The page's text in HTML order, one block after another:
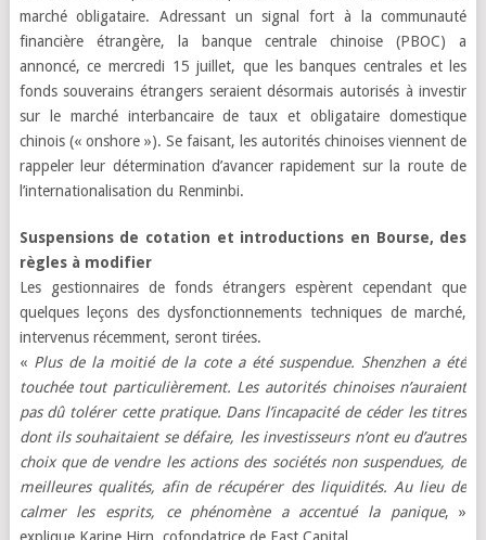
marché obligataire. Adressant un signal fort à la communauté
financière étrangère, la banque centrale chinoise (PBOC) a
annoncé, ce mercredi 15 juillet, que les banques centrales et les
fonds souverains étrangers seraient désormais autorisés à investir
sur le marché interbancaire de taux et obligataire domestique
chinois (« onshore »). Se faisant, les autorités chinoises viennent de
rappeler leur détermination d’avancer rapidement sur la route de
l’internationalisation du Renminbi.
Suspensions de cotation et introductions en Bourse, des
règles à modifier
Les gestionnaires de fonds étrangers espèrent cependant que
quelques leçons des dysfonctionnements techniques de marché,
intervenus récemment, seront tirées.
« Plus de la moitié de la cote a été suspendue. Shenzhen a été
touchée tout particulièrement. Les autorités chinoises n’auraient
pas dû tolérer cette pratique. Dans l’incapacité de céder les titres
dont ils souhaitaient se défaire, les investisseurs n’ont eu d’autres
choix que de vendre les actions des sociétés non suspendues, de
meilleures qualités, afin de récupérer des liquidités. Au lieu de
calmer les esprits, ce phénomène a accentué la panique, »